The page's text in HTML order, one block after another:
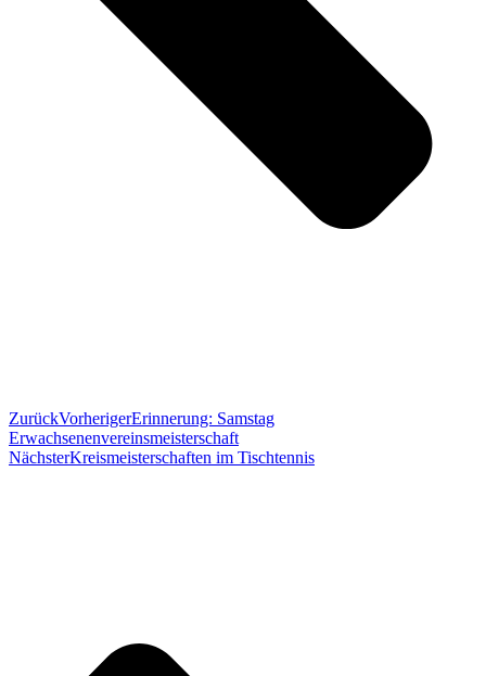
ZurückVorherigerErinnerung: Samstag
Erwachsenenvereinsmeisterschaft
NächsterKreismeisterschaften im Tischtennis